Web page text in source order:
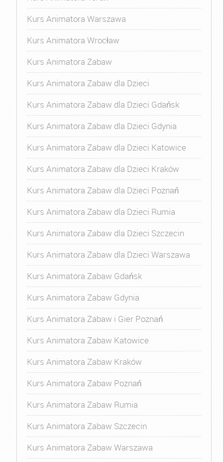
Kurs Animatora Warszawa
Kurs Animatora Wrocław
Kurs Animatora Zabaw
Kurs Animatora Zabaw dla Dzieci
Kurs Animatora Zabaw dla Dzieci Gdańsk
Kurs Animatora Zabaw dla Dzieci Gdynia
Kurs Animatora Zabaw dla Dzieci Katowice
Kurs Animatora Zabaw dla Dzieci Kraków
Kurs Animatora Zabaw dla Dzieci Poznań
Kurs Animatora Zabaw dla Dzieci Rumia
Kurs Animatora Zabaw dla Dzieci Szczecin
Kurs Animatora Zabaw dla Dzieci Warszawa
Kurs Animatora Zabaw Gdańsk
Kurs Animatora Zabaw Gdynia
Kurs Animatora Zabaw i Gier Poznań
Kurs Animatora Zabaw Katowice
Kurs Animatora Zabaw Kraków
Kurs Animatora Zabaw Poznań
Kurs Animatora Zabaw Rumia
Kurs Animatora Zabaw Szczecin
Kurs Animatora Zabaw Warszawa